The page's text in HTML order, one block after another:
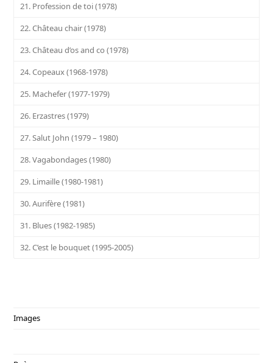
21. Profession de toi (1978)
22. Château chair (1978)
23. Château d’os and co (1978)
24. Copeaux (1968-1978)
25. Machefer (1977-1979)
26. Erzastres (1979)
27. Salut John (1979 – 1980)
28. Vagabondages (1980)
29. Limaille (1980-1981)
30. Aurifère (1981)
31. Blues (1982-1985)
32. C’est le bouquet (1995-2005)
Images